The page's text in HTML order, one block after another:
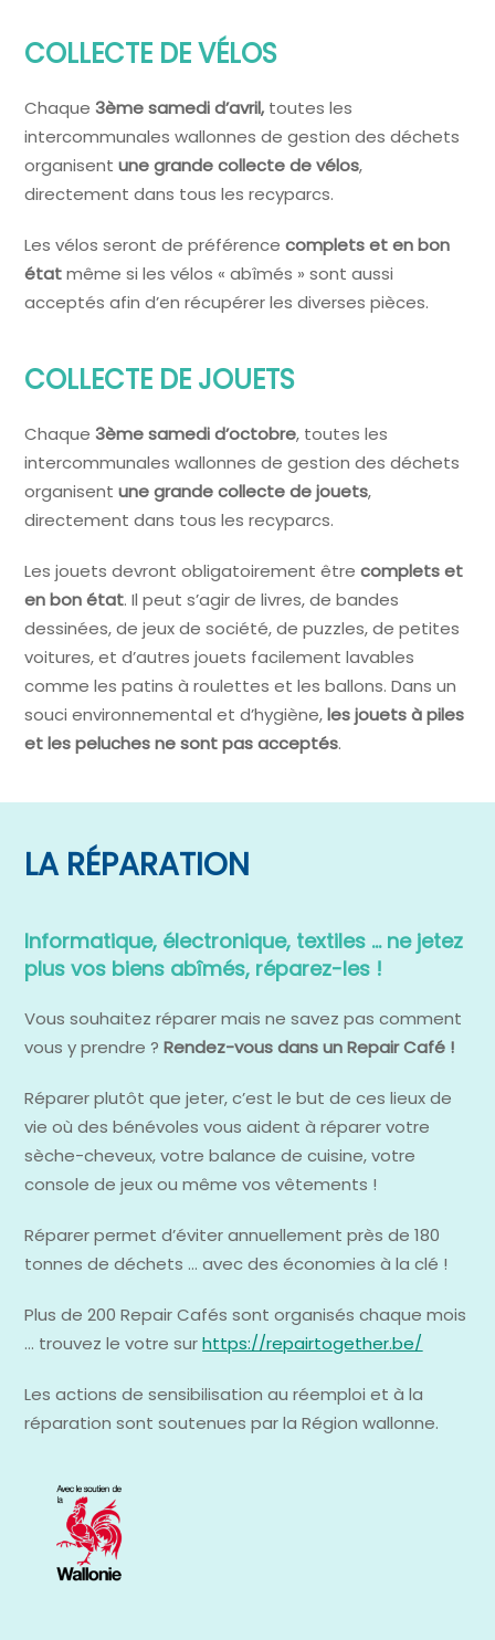
COLLECTE DE VÉLOS
Chaque3ème samedi d’avril, toutes les
intercommunales wallonnes de gestion des déchets
organisentune grande collecte de vélos,
directement dans tous les recyparcs.
Les vélos seront de préférencecomplets et en bon
étatmême si les vélos « abîmés » sont aussi
acceptés afin d’en récupérer les diverses pièces.
COLLECTE DE JOUETS
Chaque 3ème samedi d’octobre, toutes les
intercommunales wallonnes de gestion des déchets
organisentune grande collecte de jouets,
directement dans tous les recyparcs.
Les jouets devront obligatoirement êtrecomplets et
en bon état. Il peut s’agir de livres, de bandes
dessinées, de jeux de société, de puzzles, de petites
voitures, et d’autres jouets facilement lavables
comme les patins à roulettes et les ballons. Dans un
souci environnemental et d’hygiène,les jouets à piles
et les peluches ne sont pas acceptés.
LA RÉPARATION
Informatique, électronique, textiles … ne jetez
plus vos biens abîmés, réparez-les !
Vous souhaitez réparer mais ne savez pas comment
vous y prendre ?Rendez-vous dans un Repair Café !
Réparer plutôt que jeter, c’est le but de ces lieux de
vie où des bénévoles vous aident à réparer votre
sèche-cheveux, votre balance de cuisine, votre
console de jeux ou même vos vêtements !
Réparer permet d’éviter annuellement près de 180
tonnes de déchets … avec des économies à la clé !
Plus de 200 Repair Cafés sont organisés chaque mois
… trouvez le votre surhttps://repairtogether.be/
Les actions de sensibilisation au réemploi et à la
réparation sont soutenues par la Région wallonne.